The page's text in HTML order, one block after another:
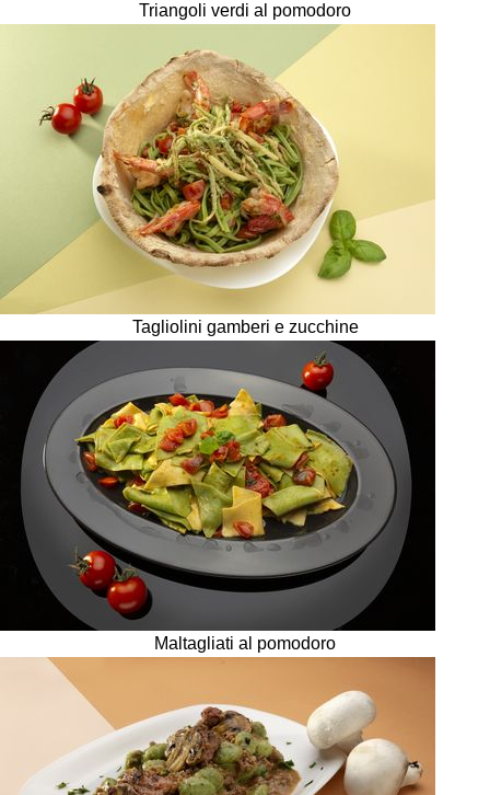
Triangoli verdi al pomodoro
Tagliolini gamberi e zucchine
Maltagliati al pomodoro